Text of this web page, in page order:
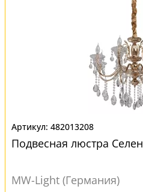
482013208
Подвесная люстра
MW-Light (Германия)